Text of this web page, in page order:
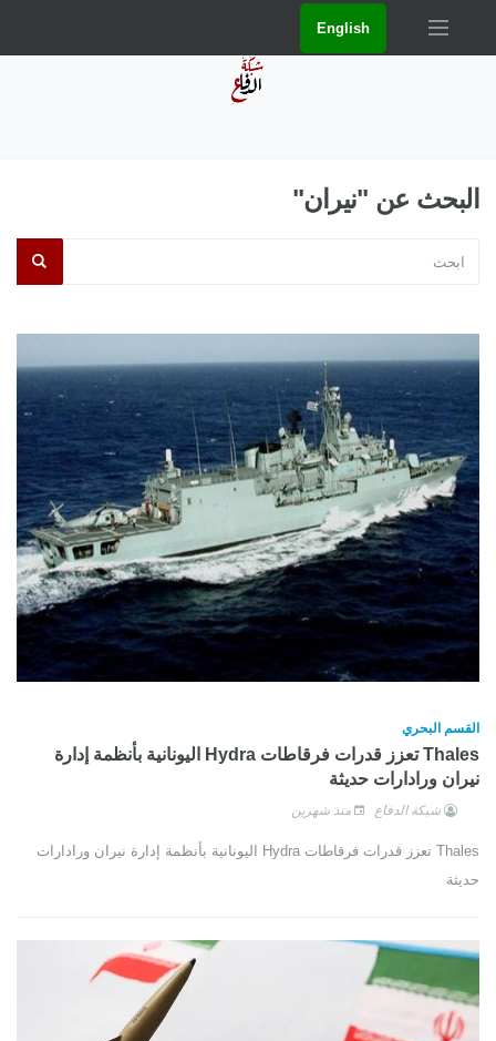
English
البحث عن "نيران"
القسم البحري
Thales تعزز قدرات فرقاطات Hydra اليونانية بأنظمة إدارة
نيران ورادارات حديثة
شبكة الدفاع منذ شهرين
Thales تعزز قدرات فرقاطات Hydra اليونانية بأنظمة إدارة نيران ورادارات
حديثة